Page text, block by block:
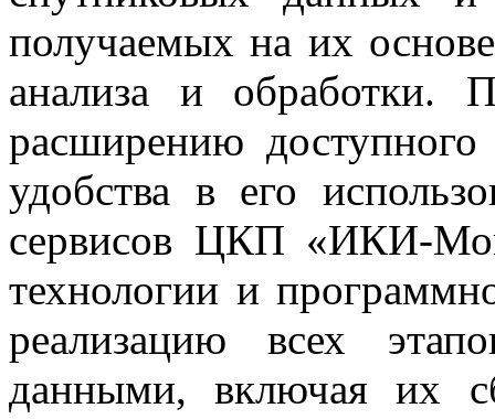
получаемых на их
анализа и обработки.
расширению доступного
удобства в его
сервисов ЦКП «ИКИ-
технологии и
реализацию всех
данными, включая их